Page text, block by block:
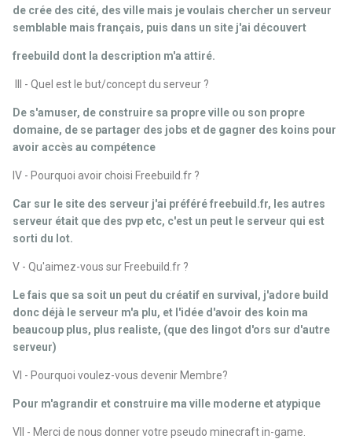
de crée des cité, des ville mais je voulais chercher un serveur
semblable mais français, puis dans un site j'ai découvert
freebuild dont la description m'a attiré.
III - Quel est le but/concept du serveur ?
De s'amuser, de construire sa propre ville ou son propre
domaine, de se partager des jobs et de gagner des koins pour
avoir accès au compétence
IV - Pourquoi avoir choisi Freebuild.fr ?
Car sur le site des serveur j'ai préféré freebuild.fr, les autres
serveur était que des pvp etc, c'est un peut le serveur qui est
sorti du lot.
V - Qu'aimez-vous sur Freebuild.fr ?
Le fais que sa soit un peut du créatif en survival, j'adore build
donc déjà le serveur m'a plu, et l'idée d'avoir des koin ma
beaucoup plus, plus realiste, (que des lingot d'ors sur d'autre
serveur)
VI - Pourquoi voulez-vous devenir Membre?
Pour m'agrandir et construire ma ville moderne et atypique
VII - Merci de nous donner votre pseudo minecraft in-game.